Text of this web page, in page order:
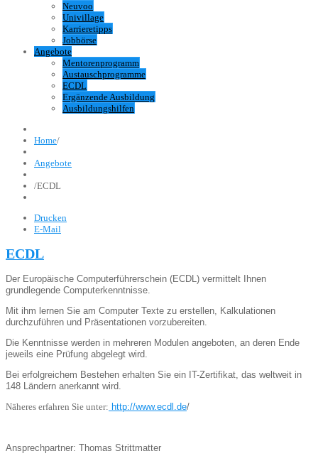
Neuvoo
Univillage
Karrieretipps
Jobbörse
Angebote
Mentorenprogramm
Austauschprogramme
ECDL
Ergänzende Ausbildung
Ausbildungshilfen
Home/
Angebote
/ECDL
Drucken
E-Mail
ECDL
Der Europäische Computerführerschein (ECDL) vermittelt Ihnen
grundlegende Computerkenntnisse.
Mit ihm lernen Sie am Computer Texte zu erstellen, Kalkulationen
durchzuführen und Präsentationen vorzubereiten.
Die Kenntnisse werden in mehreren Modulen angeboten, an deren Ende
jeweils eine Prüfung abgelegt wird.
Bei erfolgreichem Bestehen erhalten Sie ein IT-Zertifikat, das weltweit in
148 Ländern anerkannt wird.
Näheres erfahren Sie unter: http://www.ecdl.de/
Ansprechpartner: Thomas Strittmatter